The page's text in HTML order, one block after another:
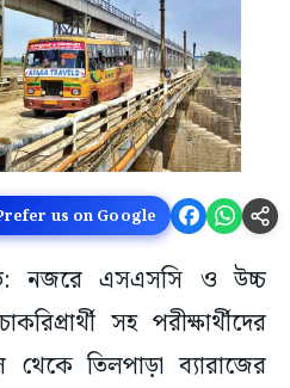
us on Google
নজরে এসএসসি ও উচ্চ
সহ পরীক্ষার্থীদের
থেকে তিলপাড়া ব্যারাজের